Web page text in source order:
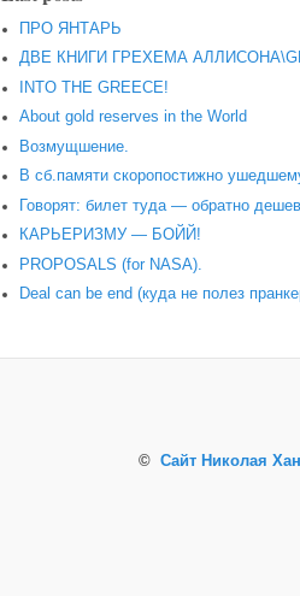
ПРО ЯНТАРЬ
ДВЕ КНИГИ ГРЕХЕМА
INTO THE GREECE!
About gold reserves in the World
Возмущшение.
В сб.памяти скоропостижно
Говорят: билет туда — обратно
КАРЬЕРИЗМУ — БОЙЙ!
PROPOSALS (for NASA).
Deal can be end (куда не полез
© Сайт Николая